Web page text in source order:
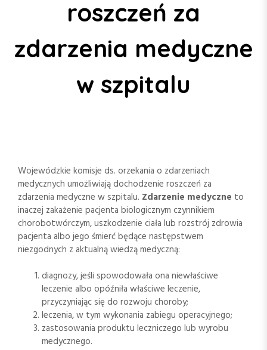
roszczeń za
zdarzenia medyczne
w szpitalu
Wojewódzkie komisje ds. orzekania o zdarzeniach
medycznych umożliwiają dochodzenie roszczeń za
zdarzenia medyczne w szpitalu. Zdarzenie medyczne to
inaczej zakażenie pacjenta biologicznym czynnikiem
chorobotwórczym, uszkodzenie ciała lub rozstrój zdrowia
pacjenta albo jego śmierć będące następstwem
niezgodnych z aktualną wiedzą medyczną:
diagnozy, jeśli spowodowała ona niewłaściwe
leczenie albo opóźniła właściwe leczenie,
przyczyniając się do rozwoju choroby;
leczenia, w tym wykonania zabiegu operacyjnego;
zastosowania produktu leczniczego lub wyrobu
medycznego.